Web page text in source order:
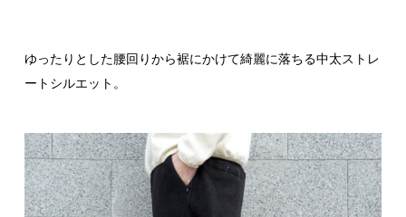
ゆったりとした腰回りから裾にかけて綺麗に落ちる中太ストレ
ートシルエット。